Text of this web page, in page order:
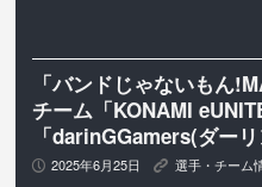
「バンドじゃないもん
チーム「KONAMI
「darinGGamers(ダー
P 2025年6月25日 K 選手・チーム